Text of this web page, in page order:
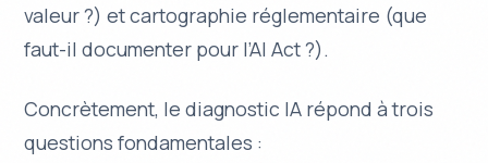
valeur ?) et cartographie réglementaire (que
faut-il documenter pour l’AI Act ?).
Concrètement, le diagnostic IA répond à trois
questions fondamentales :